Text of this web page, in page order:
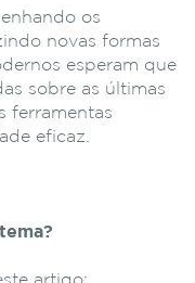
os
novas formas
esperam que
sobre as últimas
ferramentas
eficaz.